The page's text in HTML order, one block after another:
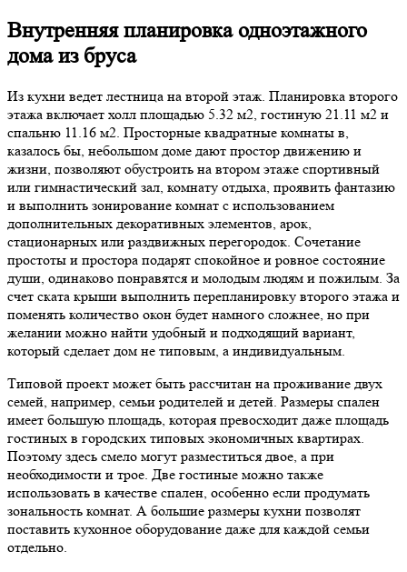
Внутренняя планировка одноэтажного
дома из бруса
Из кухни ведет лестница на второй этаж. Планировка второго
этажа включает холл площадью 5.32 м2, гостиную 21.11 м2 и
спальню 11.16 м2. Просторные квадратные комнаты в,
казалось бы, небольшом доме дают простор движению и
жизни, позволяют обустроить на втором этаже спортивный
или гимнастический зал, комнату отдыха, проявить фантазию
и выполнить зонирование комнат с использованием
дополнительных декоративных элементов, арок,
стационарных или раздвижных перегородок. Сочетание
простоты и простора подарят спокойное и ровное состояние
души, одинаково понравятся и молодым людям и пожилым. За
счет ската крыши выполнить перепланировку второго этажа и
поменять количество окон будет намного сложнее, но при
желании можно найти удобный и подходящий вариант,
который сделает дом не типовым, а индивидуальным.
Типовой проект может быть рассчитан на проживание двух
семей, например, семьи родителей и детей. Размеры спален
имеет большую площадь, которая превосходит даже площадь
гостиных в городских типовых экономичных квартирах.
Поэтому здесь смело могут разместиться двое, а при
необходимости и трое. Две гостиные можно также
использовать в качестве спален, особенно если продумать
зональность комнат. А большие размеры кухни позволят
поставить кухонное оборудование даже для каждой семьи
отдельно.